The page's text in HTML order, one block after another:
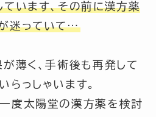
います、その前に漢方薬
迷っていて…
薄く、手術後も再発して
っしゃいます。
度太陽堂の漢方薬を検討